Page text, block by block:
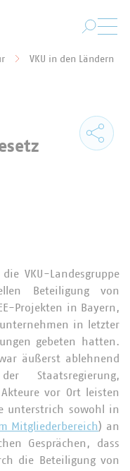
VKU in den Ländern
VKU-Landesgruppe
Beteiligung von
Projekten in Bayern,
in letzter
gebeten hatten.
äußerst ablehnend
Staatsregierung,
vor Ort leisten
unterstrich sowohl in
Mitgliederbereich) an
Gesprächen, dass
die Beteiligung von